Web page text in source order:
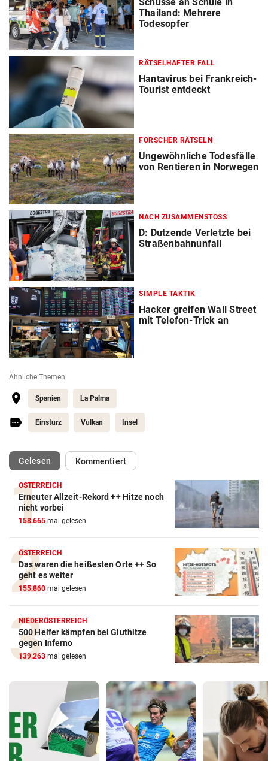
Schüsse an Schule in
Thailand: Mehrere
Todesopfer
RÄTSELHAFTER FALL
Hantavirus bei Frankreich-
Tourist entdeckt
FORSCHER RÄTSELN
Ungewöhnliche Todesfälle
von Rentieren in Norwegen
NACH ZUSAMMENSTOSS
D: Dutzende Verletzte bei
Straßenbahnunfall
SIMPLE TAKTIK
Hacker greifen Wall Street
mit Telefon-Trick an
Ähnliche Themen
Spanien La Palma
Einsturz Vulkan Insel
Gelesen(ausgewählt)Kommentiert
ÖSTERREICH
Erneuter Allzeit-Rekord ++ Hitze noch
nicht vorbei
158.665 mal gelesen
ÖSTERREICH
Das waren die heißesten Orte ++ So
geht es weiter
155.860 mal gelesen
NIEDERÖSTERREICH
500 Helfer kämpfen bei Gluthitze
gegen Inferno
139.263 mal gelesen